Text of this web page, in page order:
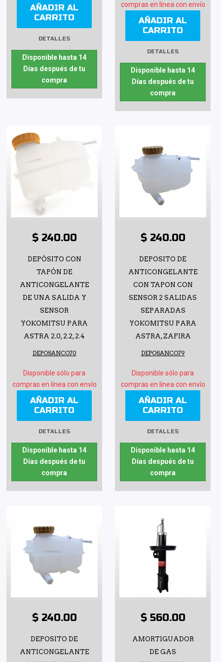
AÑADIR AL
CARRITO
DETALLES
Disponible hasta 14
Días después de tu
compra
compras en línea con envío
AÑADIR AL
CARRITO
DETALLES
Disponible hasta 14
Días después de tu
compra
$ 240.00
DEPÓSITO CON
TAPÓN DE
ANTICONGELANTE
DE UNA SALIDA Y
SENSOR
YOKOMITSU PARA
ASTRA 2.0, 2.2, 2.4
DEPOSANCO70
Disponible sólo para
compras en línea con envío
AÑADIR AL
CARRITO
DETALLES
Disponible hasta 14
Días después de tu
compra
$ 240.00
DEPOSITO DE
ANTICONGELANTE
CON TAPON CON
SENSOR 2 SALIDAS
SEPARADAS
YOKOMITSU PARA
ASTRA, ZAFIRA
DEPOSANCO79
Disponible sólo para
compras en línea con envío
AÑADIR AL
CARRITO
DETALLES
Disponible hasta 14
Días después de tu
compra
$ 240.00
DEPOSITO DE
ANTICONGELANTE
$ 560.00
AMORTIGUADOR
DE GAS